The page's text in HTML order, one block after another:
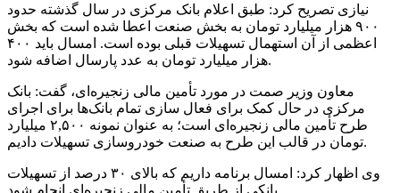
نیازی تصریح کرد: طبق اعلام بانک مرکزی در سال گذشته حدود
۹۰۰ هزار میلیارد تومان به بخش صنعت اعطا شده است که بخش
اعظمی از آن استهمال
تسهیلات قبلی بوده است. امسال باید ۴۰۰
هزار میلیارد تومان به عدد پارسال اضافه شود.
معاون وزیر صمت در مورد تأمین مالی زنجیره‌ای، گفت: بانک
مرکزی در حال کمک برای فعال سازی تمام بانک‌ها برای اجرای
طرح تأمین مالی زنجیره‌ای است؛ به عنوان نمونه ۲,۵۰۰ میلیارد
تومان در قالب این طرح به صنعت خودروسازی تسهیلات دادیم.
وی اظهار کرد: امسال برنامه داریم که بالای ۳۰ درصد از تسهیلات